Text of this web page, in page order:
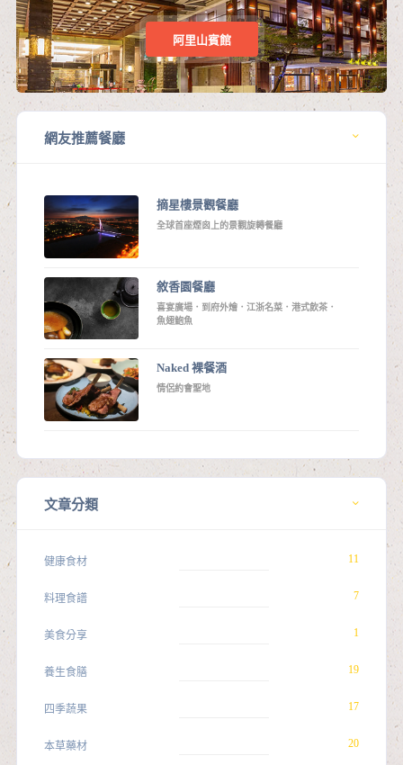
阿里山賓館
網友推薦餐廳
摘星樓景觀餐廳
全球首座煙囪上的景觀旋轉餐廳
敘香園餐廳
喜宴廣場．到府外燴．江浙名菜．港式飲茶．
魚翅鮑魚
Naked 裸餐酒
情侶約會聖地
文章分類
健康食材 11
料理食譜 7
美食分享 1
養生食膳 19
四季蔬果 17
本草藥材 20